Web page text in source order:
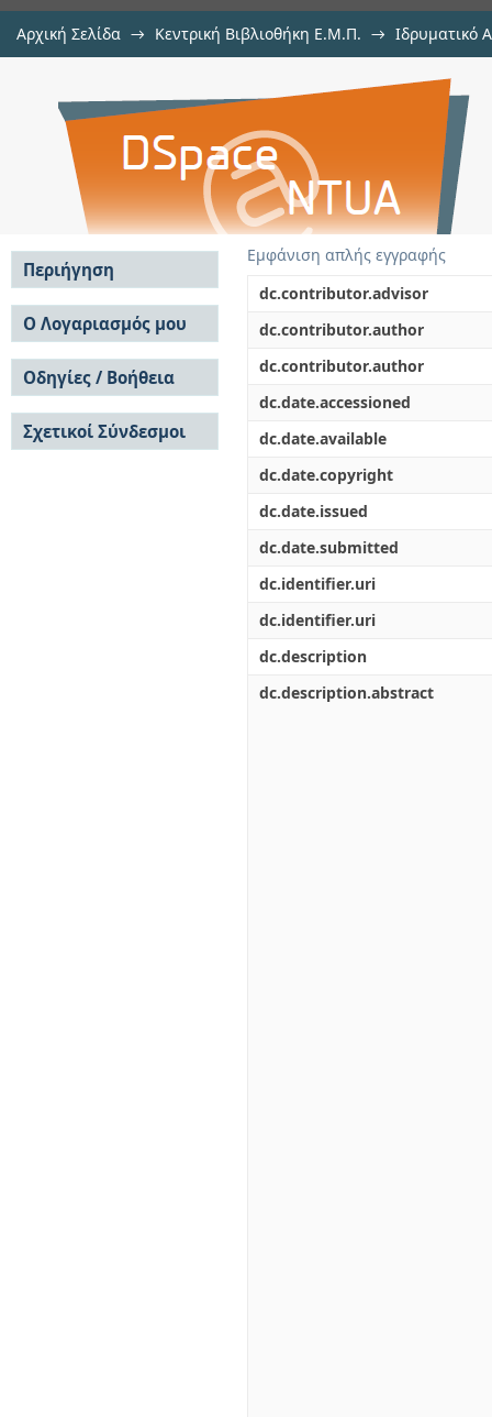
Αρχική Σελίδα → Κεντρική Βιβλιοθήκη Ε.Μ.Π. → Ιδρυματικό
Γεωφυσικές διασκοπήσεις
Εμφάνιση απλής εγγραφής
dc.contributor.advisor
dc.contributor.author
dc.contributor.author
dc.date.accessioned
dc.date.available
dc.date.copyright
dc.date.issued
dc.date.submitted
dc.identifier.uri
dc.identifier.uri
dc.description
dc.description.abstract
Περιήγηση
Σε όλο το DSpace
Κοινότητες & Συλλογές
Ανά Ημερομηνία
Έκδοσης
Συγγραφείς
Τίτλοι
Θέματα
Ο Λογαριασμός μου
Σύνδεση
Εγγραφή
Οδηγίες / Βοήθεια
Οδηγίες Υποβολής
Οδηγίες Χρήσης ΙΑ
Συχνές Ερωτήσεις
Σχετικοί Σύνδεσμοι